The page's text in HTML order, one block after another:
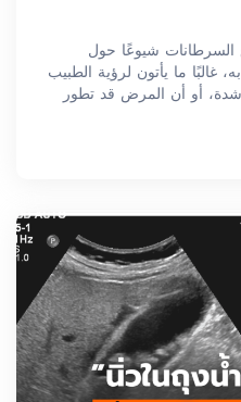
السرطانات شيوعًا حول
غالبًا ما يأتون لرؤية الطبيب
شدة، أو أن المرض قد تطور
بحيث لا يمكن إزالته